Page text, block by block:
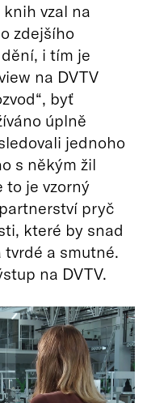
vzal na
zdejšího
i tím je
na DVTV
byť
úplně
jednoho
s někým žil
to je vzorný
pryč
které by snad
tvrdé a smutné.
na DVTV.